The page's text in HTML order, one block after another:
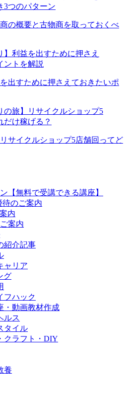
の概要と古物商を取っておくべ
出すために押さえておきたいポ
サイクルショップ5店舗回ってど
【無料で受講できる講座】
のご案内
内
案内
紹介記事
ャリア
グ
フハック
・動画教材作成
ルス
タイル
クラフト・DIY
養